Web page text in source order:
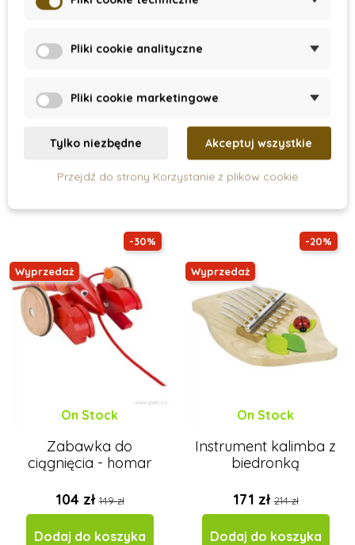
On Stock
zwierzęta z zoo, z
149 zł
Dodaj do koszyka
Alfabetem I Cyframi
28 zł40 zł
Dodaj do koszyka
-30%
Wyprzedaż
On Stock
Zabawka do
ciągnięcia - homar
104 zł149 zł
Dodaj do koszyka
-20%
Wyprzedaż
On Stock
Instrument kalimba z
biedronką
171 zł214 zł
Dodaj do koszyka
Pliki cookie analityczne
Pliki cookie marketingowe
Tylko niezbędne Akceptuj wszystkie
Przejdź do strony Korzystanie z plików cookie